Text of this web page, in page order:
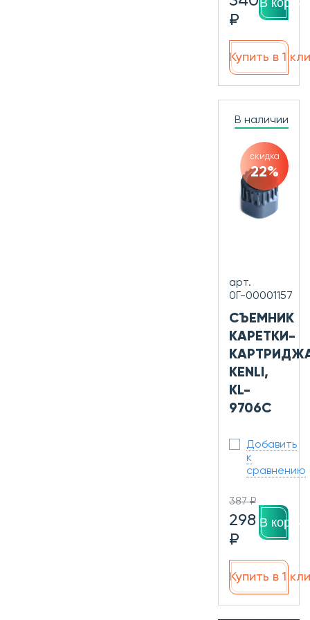
₽
Купить в 1
В наличии
скидка
22%
арт.
0Г-00001157
СЪЕМНИК
КАРЕТКИ-
KENLI,
KL-
9706C
Добавить
к
сравнению
387 ₽
298
₽
В
Купить в 1